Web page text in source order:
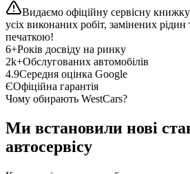
Видаємо офіційну сервісну
усіх виконаних робіт, замінених рідин
печаткою!
6+Років досвіду на ринку
2k+Обслугованих автомобілів
4.9Середня оцінка Google
ЄОфіційна гарантія
Чому обирають WestCars?
Ми встановили нові
автосервісу